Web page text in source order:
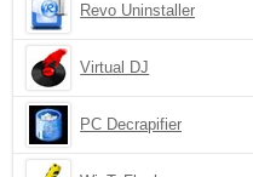
Revo Uninstaller
Virtual DJ
PC Decrapifier